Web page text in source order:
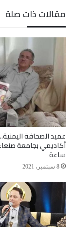
مقالات ذات صلة
عميد الصحافة
ساعة
8 سبتمبر، 2021